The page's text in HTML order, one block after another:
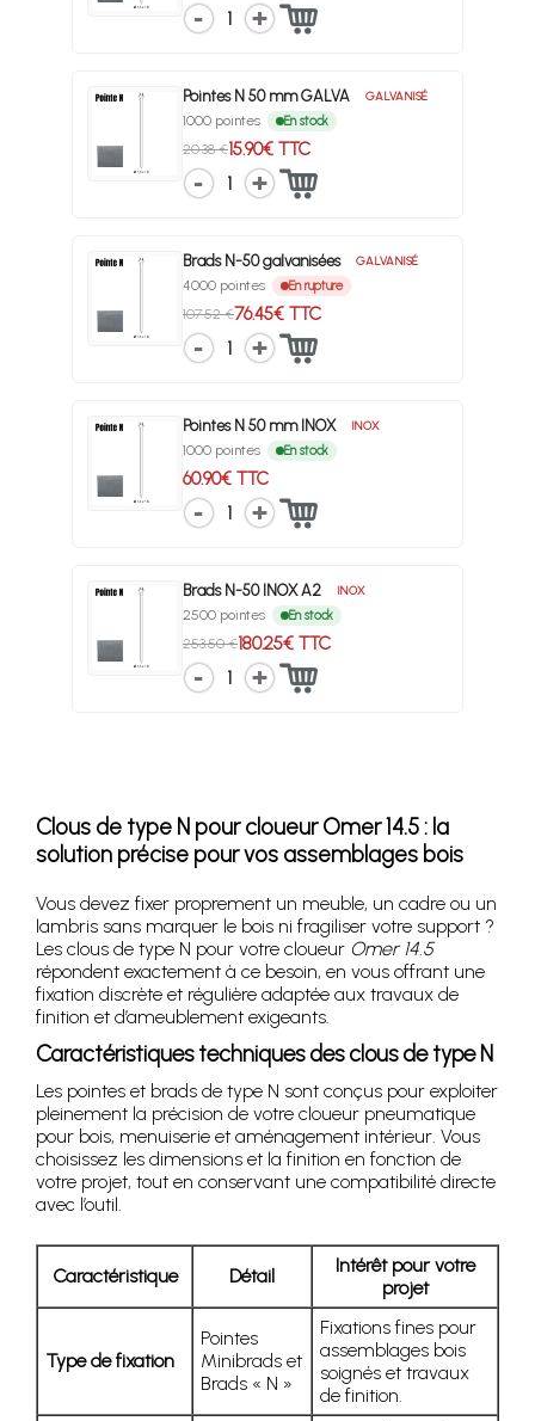
1
Pointes N 50 mm GALVA GALVANISÉ
1000 pointes En stock
20.38 €15.90€ TTC
1
Brads N-50 galvanisées GALVANISÉ
4000 pointes En rupture
107.52 €76.45€ TTC
1
Pointes N 50 mm INOX INOX
1000 pointes En stock
60.90€ TTC
1
Brads N-50 INOX A2 INOX
2500 pointes En stock
253.50 €180.25€ TTC
1
Clous de type N pour cloueur Omer 14.5 : la
solution précise pour vos assemblages bois
Vous devez fixer proprement un meuble, un cadre ou un
lambris sans marquer le bois ni fragiliser votre support ?
Les clous de type N pour votre cloueur Omer 14.5
répondent exactement à ce besoin, en vous offrant une
fixation discrète et régulière adaptée aux travaux de
finition et d’ameublement exigeants.
Caractéristiques techniques des clous de type N
Les pointes et brads de type N sont conçus pour exploiter
pleinement la précision de votre cloueur pneumatique
pour bois, menuiserie et aménagement intérieur. Vous
choisissez les dimensions et la finition en fonction de
votre projet, tout en conservant une compatibilité directe
avec l’outil.
Caractéristique Détail
Intérêt pour votre
projet
Type de fixation
Pointes
Minibrads et
Brads « N »
Fixations fines pour
assemblages bois
soignés et travaux
de finition.